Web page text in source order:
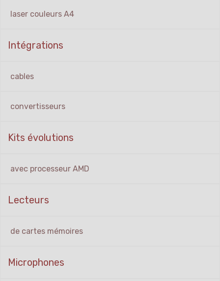
laser couleurs A4
Intégrations
cables
convertisseurs
Kits évolutions
avec processeur AMD
Lecteurs
de cartes mémoires
Microphones